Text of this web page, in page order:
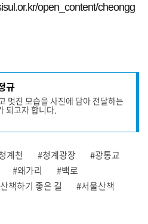
open_content/cheongg
규
멋진 모습을 사진에 담아 전달하는
되고자 합니다.
계천 #청계광장
#광통교
#왜가리
#백로
책하기 좋은 길
#서울산책